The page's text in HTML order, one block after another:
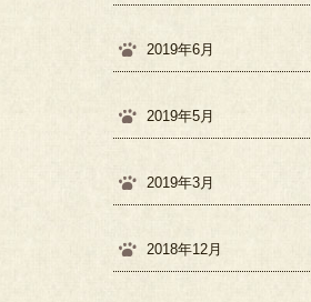
2019年6月
2019年5月
2019年3月
2018年12月